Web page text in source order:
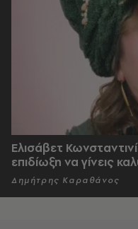
Ελισάβετ
επιδίωξη να γίνεις
Δημήτρης Καραθάνος